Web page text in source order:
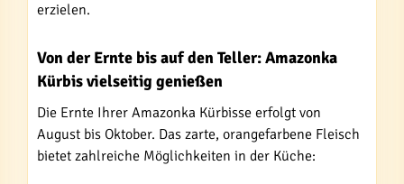
erzielen.
Von der Ernte bis auf den Teller: Amazonka
Kürbis vielseitig genießen
Die Ernte Ihrer Amazonka Kürbisse erfolgt von
August bis Oktober. Das zarte, orangefarbene Fleisch
bietet zahlreiche Möglichkeiten in der Küche: